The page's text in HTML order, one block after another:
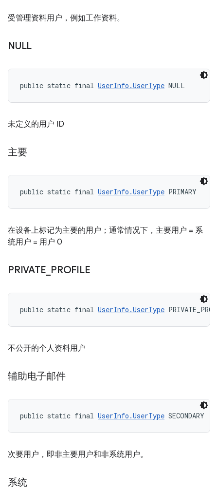
受管理资料用户，例如工作资料。
NULL
public static final UserInfo.UserType NULL
未定义的用户 ID
主要
public static final UserInfo.UserType PRIMARY
在设备上标记为主要的用户；通常情况下，主要用户 = 系
统用户 = 用户 0
PRIVATE PROFILE
public static final UserInfo.UserType
不公开的个人资料用户
辅助电子邮件
public static final UserInfo.UserType SECONDARY
次要用户，即非主要用户和非系统用户。
系统